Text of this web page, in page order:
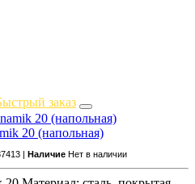
заказ
20 (напольная)
| Наличие Нет в наличии